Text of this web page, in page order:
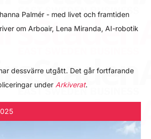
Palmér - med livet och framtiden
om Arboair, Lena Miranda, AI-robotik
dessvärre utgått. Det går fortfarande
under Arkiverat.